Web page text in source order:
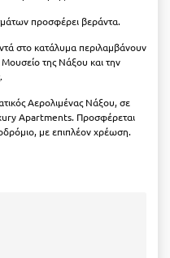
προσφέρει βεράντα.
στο κατάλυμα περιλαμβάνουν
της Νάξου και την
Αερολιμένας Νάξου, σε
Apartments. Προσφέρεται
με επιπλέον χρέωση.